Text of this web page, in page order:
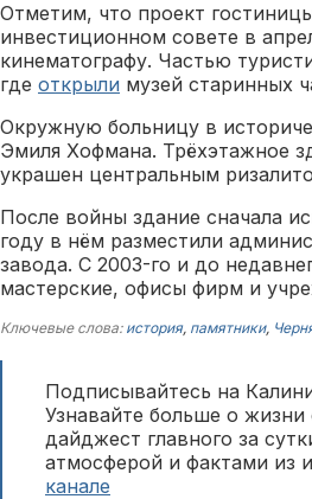
Отметим, что проект
инвестиционном совете в
кинематографу. Частью
где открыли музей старинных
Окружную больницу в
Эмиля Хофмана. Трёхэтажное
украшен центральным
После войны здание сначала
году в нём разместили
завода. С 2003-го и до
мастерские, офисы фирм и
Ключевые слова: история, памятники,
Подписывайтесь на
Узнавайте больше о жизни
дайджест главного за
атмосферой и фактами из
канале